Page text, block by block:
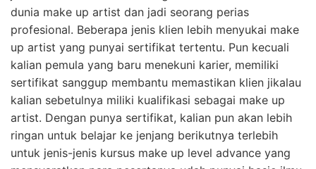
dunia make up artist dan jadi seorang perias
profesional. Beberapa jenis klien lebih menyukai make
up artist yang punyai sertifikat tertentu. Pun kecuali
kalian pemula yang baru menekuni karier, memiliki
sertifikat sanggup membantu memastikan klien jikalau
kalian sebetulnya miliki kualifikasi sebagai make up
artist. Dengan punya sertifikat, kalian pun akan lebih
ringan untuk belajar ke jenjang berikutnya terlebih
untuk jenis-jenis kursus make up level advance yang